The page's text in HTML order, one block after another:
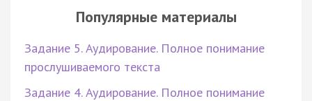
Популярные материалы
Задание 5. Аудирование. Полное понимание
прослушиваемого текста
Задание 4. Аудирование. Полное понимание